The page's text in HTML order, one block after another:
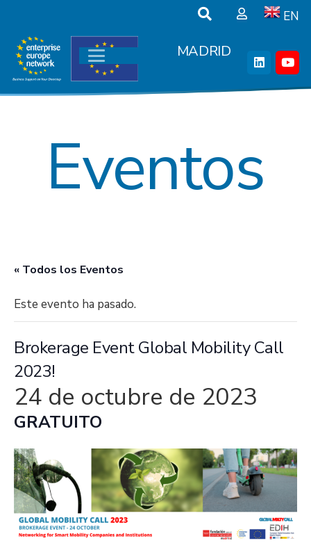
EN
MADRID
Eventos
« Todos los Eventos
Este evento ha pasado.
Brokerage Event Global Mobility Call
2023!
24 de octubre de 2023
GRATUITO